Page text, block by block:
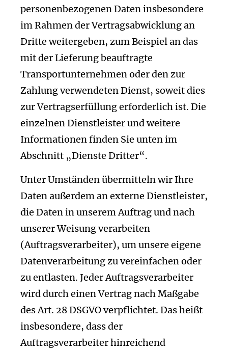
personenbezogenen Daten insbesondere
im Rahmen der Vertragsabwicklung an
Dritte weitergeben, zum Beispiel an das
mit der Lieferung beauftragte
Transportunternehmen oder den zur
Zahlung verwendeten Dienst, soweit dies
zur Vertragserfüllung erforderlich ist. Die
einzelnen Dienstleister und weitere
Informationen finden Sie unten im
Abschnitt „Dienste Dritter“.
Unter Umständen übermitteln wir Ihre
Daten außerdem an externe Dienstleister,
die Daten in unserem Auftrag und nach
unserer Weisung verarbeiten
(Auftragsverarbeiter), um unsere eigene
Datenverarbeitung zu vereinfachen oder
zu entlasten. Jeder Auftragsverarbeiter
wird durch einen Vertrag nach Maßgabe
des Art. 28 DSGVO verpflichtet. Das heißt
insbesondere, dass der
Auftragsverarbeiter hinreichend